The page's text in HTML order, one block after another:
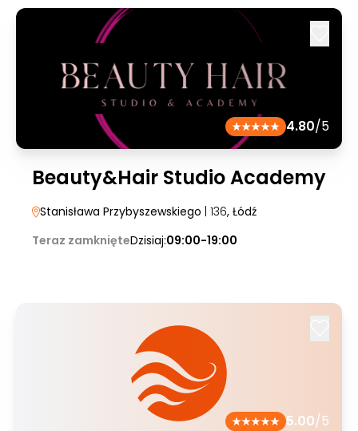
4.80/5
Beauty&Hair Studio Academy
Stanisława Przybyszewskiego | 136, Łódź
Teraz zamknięteDzisiaj:09:00-19:00
5.00/5